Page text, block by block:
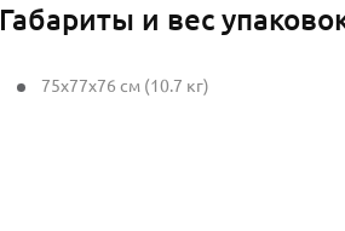
Габариты и вес
75x77x76 см (10.7 кг)